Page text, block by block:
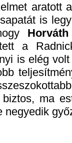
aratott
is
a
is elég
ma
negyedik